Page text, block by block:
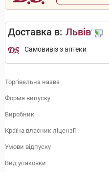
Доставка в: Львів
Самовивіз з аптеки
Торгівельна назва
Форма випуску
Виробник
Країна власник ліцензії
Умови відпуску
Вид упаковки